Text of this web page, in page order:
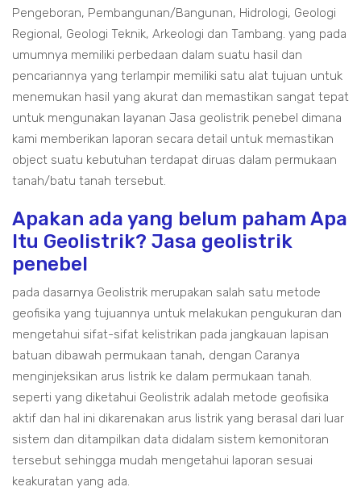
Pengeboran, Pembangunan/Bangunan, Hidrologi, Geologi
Regional, Geologi Teknik, Arkeologi dan Tambang. yang pada
umumnya memiliki perbedaan dalam suatu hasil dan
pencariannya yang terlampir memiliki satu alat tujuan untuk
menemukan hasil yang akurat dan memastikan sangat tepat
untuk mengunakan layanan Jasa geolistrik penebel dimana
kami memberikan laporan secara detail untuk memastikan
object suatu kebutuhan terdapat diruas dalam permukaan
tanah/batu tanah tersebut.
Apakan ada yang belum paham Apa
Itu Geolistrik? Jasa geolistrik
penebel
pada dasarnya Geolistrik merupakan salah satu metode
geofisika yang tujuannya untuk melakukan pengukuran dan
mengetahui sifat-sifat kelistrikan pada jangkauan lapisan
batuan dibawah permukaan tanah, dengan Caranya
menginjeksikan arus listrik ke dalam permukaan tanah.
seperti yang diketahui Geolistrik adalah metode geofisika
aktif dan hal ini dikarenakan arus listrik yang berasal dari luar
sistem dan ditampilkan data didalam sistem kemonitoran
tersebut sehingga mudah mengetahui laporan sesuai
keakuratan yang ada.